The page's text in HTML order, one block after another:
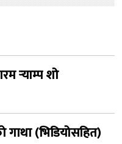
र्‍याम्प शो
गाथा (भिडियोसहित)